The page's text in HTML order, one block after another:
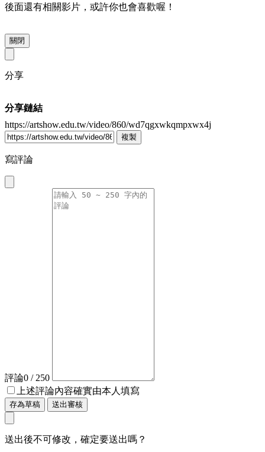
後面還有相關影片，或許你也會喜歡喔！
關閉
分享
分享鏈結
https://artshow.edu.tw/video/860/wd7qgxwkqmpxwx4j
複製
寫評論
評論0 / 250
上述評論內容確實由本人填寫
存為草稿 送出審核
送出後不可修改，確定要送出嗎？